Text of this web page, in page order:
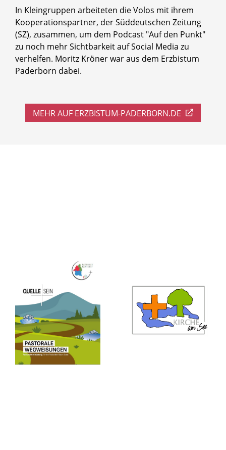
In Kleingruppen arbeiteten die Volos mit ihrem
Kooperationspartner, der Süddeutschen Zeitung
(SZ), zusammen, um dem Podcast "Auf den Punkt"
zu noch mehr Sichtbarkeit auf Social Media zu
verhelfen. Moritz Kröner war aus dem Erzbistum
Paderborn dabei.
MEHR AUF ERZBISTUM-PADERBORN.DE